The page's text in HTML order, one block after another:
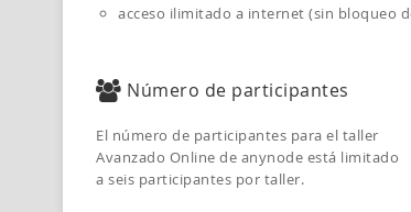
acceso ilimitado a internet (sin bloqueo
Número de participantes
El número de participantes para el taller
Avanzado Online de anynode está limitado
a seis participantes por taller.